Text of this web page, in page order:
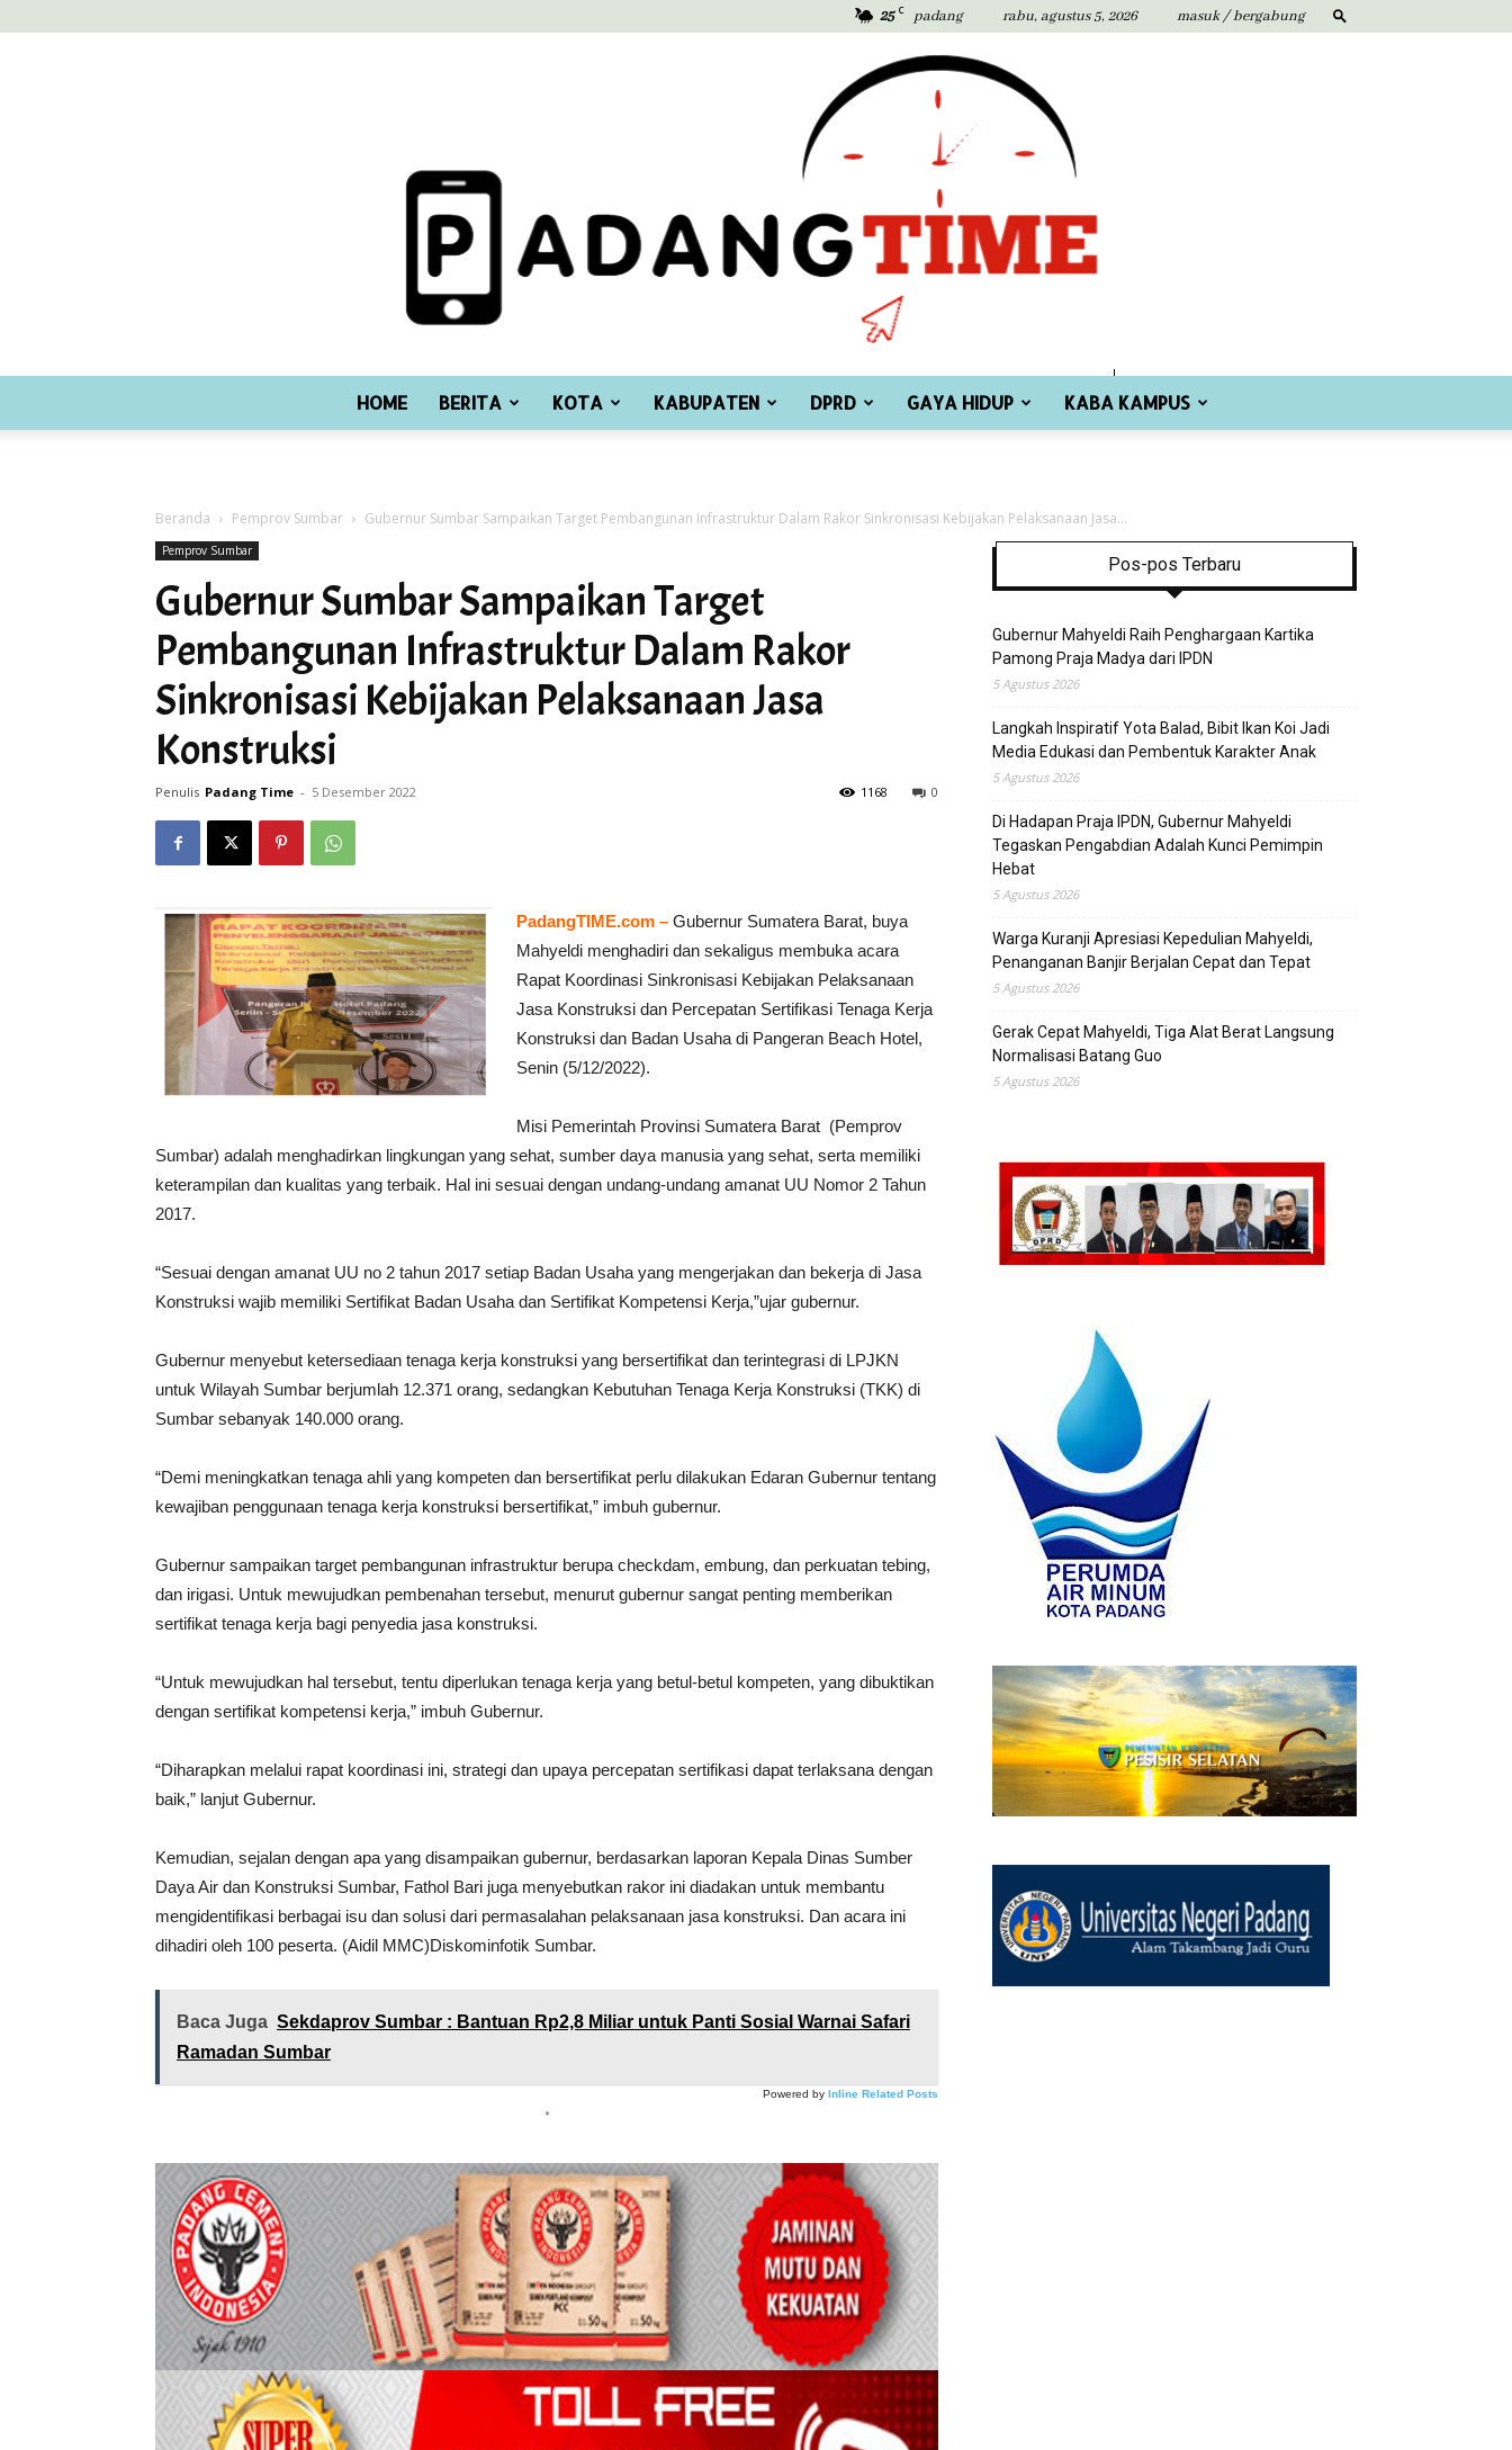
25 C padang rabu, agustus 5, 2026 masuk / bergabung
Time
HOME BERITA KOTA KABUPATEN DPRD GAYA HIDUP KABA KAMPUS
Beranda Pemprov Sumbar Gubernur Sumbar Sampaikan Target Pembangunan Infrastruktur Dalam Rakor Sinkronisasi Kebijakan Pelaksanaan Jasa...
Pemprov Sumbar
Gubernur Sumbar Sampaikan Target
Pembangunan Infrastruktur Dalam Rakor
Sinkronisasi Kebijakan Pelaksanaan Jasa
Konstruksi
Penulis Padang Time - 5 Desember 2022 0
1168
PadangTIME.com – Gubernur Sumatera Barat, buya
Mahyeldi menghadiri dan sekaligus membuka acara
Rapat Koordinasi Sinkronisasi Kebijakan Pelaksanaan
Jasa Konstruksi dan Percepatan Sertifikasi Tenaga Kerja
Konstruksi dan Badan Usaha di Pangeran Beach Hotel,
Senin (5/12/2022).
Misi Pemerintah Provinsi Sumatera Barat (Pemprov
Sumbar) adalah menghadirkan lingkungan yang sehat, sumber daya manusia yang sehat, serta memiliki
keterampilan dan kualitas yang terbaik. Hal ini sesuai dengan undang-undang amanat UU Nomor 2 Tahun
2017.
“Sesuai dengan amanat UU no 2 tahun 2017 setiap Badan Usaha yang mengerjakan dan bekerja di Jasa
Konstruksi wajib memiliki Sertifikat Badan Usaha dan Sertifikat Kompetensi Kerja,”ujar gubernur.
Gubernur menyebut ketersediaan tenaga kerja konstruksi yang bersertifikat dan terintegrasi di LPJKN
untuk Wilayah Sumbar berjumlah 12.371 orang, sedangkan Kebutuhan Tenaga Kerja Konstruksi (TKK) di
Sumbar sebanyak 140.000 orang.
“Demi meningkatkan tenaga ahli yang kompeten dan bersertifikat perlu dilakukan Edaran Gubernur tentang
kewajiban penggunaan tenaga kerja konstruksi bersertifikat,” imbuh gubernur.
Gubernur sampaikan target pembangunan infrastruktur berupa checkdam, embung, dan perkuatan tebing,
dan irigasi. Untuk mewujudkan pembenahan tersebut, menurut gubernur sangat penting memberikan
sertifikat tenaga kerja bagi penyedia jasa konstruksi.
“Untuk mewujudkan hal tersebut, tentu diperlukan tenaga kerja yang betul-betul kompeten, yang dibuktikan
dengan sertifikat kompetensi kerja,” imbuh Gubernur.
“Diharapkan melalui rapat koordinasi ini, strategi dan upaya percepatan sertifikasi dapat terlaksana dengan
baik,” lanjut Gubernur.
Kemudian, sejalan dengan apa yang disampaikan gubernur, berdasarkan laporan Kepala Dinas Sumber
Daya Air dan Konstruksi Sumbar, Fathol Bari juga menyebutkan rakor ini diadakan untuk membantu
mengidentifikasi berbagai isu dan solusi dari permasalahan pelaksanaan jasa konstruksi. Dan acara ini
dihadiri oleh 100 peserta. (Aidil MMC)Diskominfotik Sumbar.
Baca Juga Sekdaprov Sumbar : Bantuan Rp2,8 Miliar untuk Panti Sosial Warnai Safari
Ramadan Sumbar
Powered by Inline Related Posts
*
Pos-pos Terbaru
Gubernur Mahyeldi Raih Penghargaan Kartika
Pamong Praja Madya dari IPDN
5 Agustus 2026
Langkah Inspiratif Yota Balad, Bibit Ikan Koi Jadi
Media Edukasi dan Pembentuk Karakter Anak
5 Agustus 2026
Di Hadapan Praja IPDN, Gubernur Mahyeldi
Tegaskan Pengabdian Adalah Kunci Pemimpin
Hebat
5 Agustus 2026
Warga Kuranji Apresiasi Kepedulian Mahyeldi,
Penanganan Banjir Berjalan Cepat dan Tepat
5 Agustus 2026
Gerak Cepat Mahyeldi, Tiga Alat Berat Langsung
Normalisasi Batang Guo
5 Agustus 2026